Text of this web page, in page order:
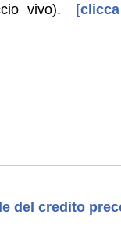
vivo).
del credito